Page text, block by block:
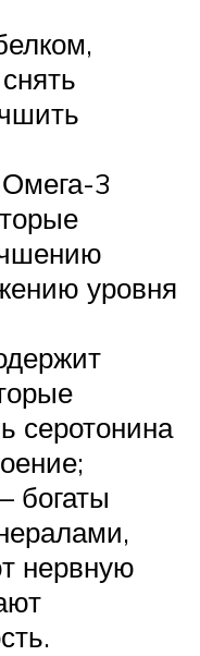
3
уровня
серотонина
богаты
нервную